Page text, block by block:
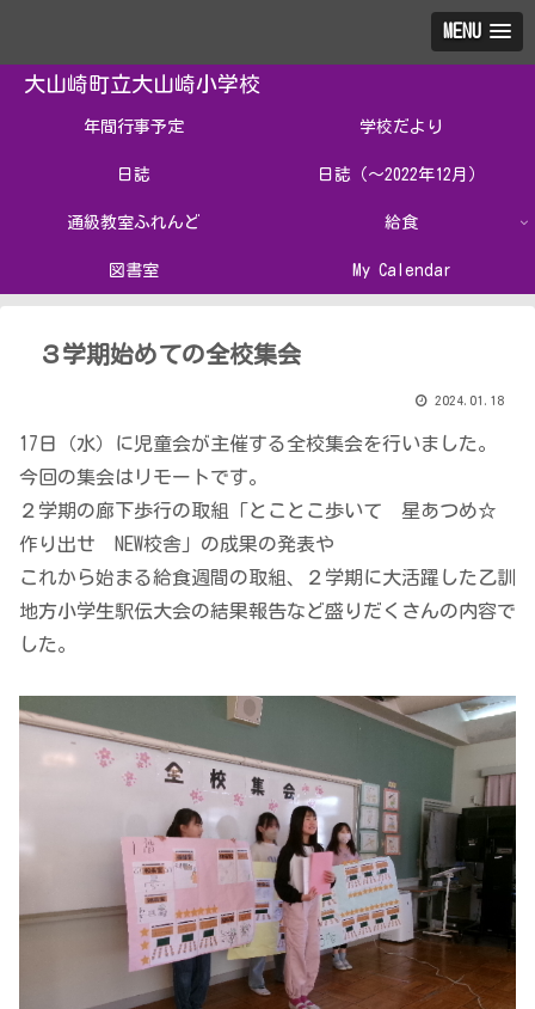
MENU
大山崎町立大山崎小学校
年間行事予定 学校だより
日誌 日誌（～2022年12月）
通級教室ふれんど 給食
図書室 My Calendar
３学期始めての全校集会
2024.01.18
17日（水）に児童会が主催する全校集会を行いました。
今回の集会はリモートです。
２学期の廊下歩行の取組「とことこ歩いて 星あつめ☆
作り出せ NEW校舎」の成果の発表や
これから始まる給食週間の取組、２学期に大活躍した乙訓
地方小学生駅伝大会の結果報告など盛りだくさんの内容で
した。